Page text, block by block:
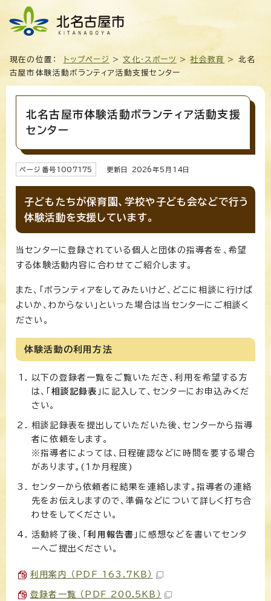
現在の位置： トップページ >文化・スポーツ >社会教育
> 北名
古屋市体験活動ボランティア活動支援センター
北名古屋市体験活動ボランティア活動支援
センター
ページ番号1007175 更新日 2026年5月 14日
子どもたちが保育園、学校や子ども会などで行う
体験活動を支援しています。
当センターに登録されている個人と団体の指導者を、希望
する体験活動内容に合わせてご紹介します。
また、「ボランティアをしてみたいけど、どこに相談に行けば
よいか、わからない」といった場合は当センターにご相談く
ださい。
体験活動の利用方法
以下の登録者一覧をご覧いただき、利用を希望する方
は、「 相談記録表 」に記入して、センターにお申込みくだ
さい。
相談記録表を提出していただいた後、センターから指導
者に依頼をします。
※指導者によっては、日程確認などに時間を要する場合
があります。(1か月程度)
センターから依頼者に結果を連絡します。指導者の連絡
先をお伝えしますので、準備などについて詳しく打ち合
わせをしてください。
活動終了後、「利用報告書 」に感想などを書いてセンタ
ーへご提出ください。
利用案内 （PDF 163.7KB）
登録者一覧 （PDF 200.5KB）